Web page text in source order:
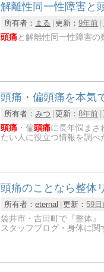
解離性同一性障害と
所有者： まる 更新：9年前
頭痛と解離性同一性障害の
頭痛・偏頭痛を本気
所有者：みつ 更新：8年前
頭痛・偏頭痛に長年悩まさ
たい人に役立つ情報を調べ
頭痛のことなら整体
所有者：eternal 更新：59日
袋井市・吉田町で『整体』
スタッフブログ・身体に関